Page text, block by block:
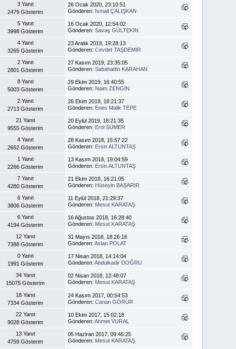
3 Yanıt
2479 Gösterim
26 Ocak 2020, 23:10:51
Gönderen: İsmail ÇALIŞKAN
5 Yanıt
3998 Gösterim
16 Ocak 2020, 12:54:02
Gönderen:Savaş GÜLTEKİN
4 Yanıt
3265 Gösterim
23 Aralık 2019, 19:28:13
Gönderen:Cevdet TAŞDEMİR
2 Yanıt
2801 Gösterim
27 Kasım 2019, 23:35:05
Gönderen:Sabahattin KARAHAN
8 Yanıt
5003 Gösterim
29 Ekim 2019, 16:40:55
Gönderen: Naim ZENGİN
2 Yanıt
2713 Gösterim
26 Ekim 2019, 18:21:37
Gönderen: Enes Malik TEPE
21 Yanıt
9555 Gösterim
20 Eylül 2019, 18:21:35
Gönderen: Erol SÜMER
4 Yanıt
2652 Gösterim
28 Kasım 2018, 15:57:22
Gönderen: Ersin ALTUNTAŞ
1 Yanıt
2266 Gösterim
13 Kasım 2018, 19:04:59
Gönderen: Ersin ALTUNTAŞ
7 Yanıt
4280 Gösterim
21 Ekim 2018, 16:21:05
Gönderen: Hüseyin BAŞARIR
6 Yanıt
3806 Gösterim
11 Eylül 2018, 21:29:37
Gönderen: Mesut KARATAŞ
6 Yanıt
4194 Gösterim
16 Ağustos 2018, 16:28:40
Gönderen: Mesut KARATAŞ
12 Yanıt
7388 Gösterim
31 Mayıs 2018, 18:26:16
Gönderen:Aslan POLAT
0 Yanıt
1991 Gösterim
17 Nisan 2018, 14:14:04
Gönderen:Abdulkadir DOĞRU
34 Yanıt
15075 Gösterim
02 Nisan 2018, 12:48:07
Gönderen: Mesut KARATAŞ
18 Yanıt
7334 Gösterim
24 Kasım 2017, 00:54:53
Gönderen:Canan GÖRÜR
22 Yanıt
9028 Gösterim
10 Ekim 2017, 15:02:18
Gönderen:Ahmet VURAL
13 Yanıt
4759 Gösterim
05 Haziran 2017, 09:46:25
Gönderen: Mesut KARATAŞ